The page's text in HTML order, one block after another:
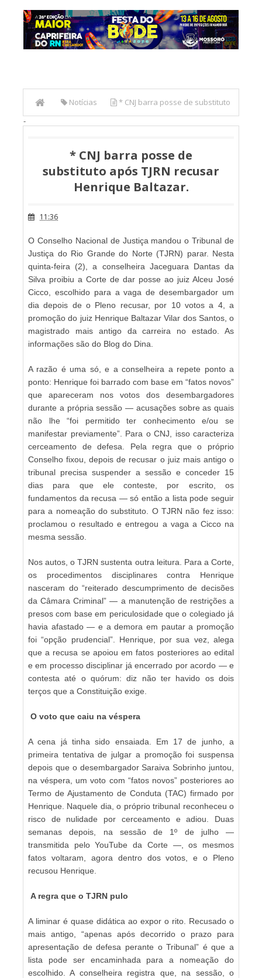
Notícias * CNJ barra posse de substituto
após TJRN recusar Henrique Baltazar.
-
* CNJ barra posse de
substituto após TJRN recusar
Henrique Baltazar.
11:36
O Conselho Nacional de Justiça mandou o Tribunal de
Justiça do Rio Grande do Norte (TJRN) parar. Nesta
quinta-feira (2), a conselheira Jaceguara Dantas da
Silva proibiu a Corte de dar posse ao juiz Alceu José
Cicco, escolhido para a vaga de desembargador um
dia depois de o Pleno recusar, por 10 votos a 4, a
promoção do juiz Henrique Baltazar Vilar dos Santos, o
magistrado mais antigo da carreira no estado. As
informações são do Blog do Dina.
A razão é uma só, e a conselheira a repete ponto a
ponto: Henrique foi barrado com base em “fatos novos”
que apareceram nos votos dos desembargadores
durante a própria sessão — acusações sobre as quais
não lhe “foi permitido ter conhecimento e/ou se
manifestar previamente”. Para o CNJ, isso caracteriza
cerceamento de defesa. Pela regra que o próprio
Conselho fixou, depois de recusar o juiz mais antigo o
tribunal precisa suspender a sessão e conceder 15
dias para que ele conteste, por escrito, os
fundamentos da recusa — só então a lista pode seguir
para a nomeação do substituto. O TJRN não fez isso:
proclamou o resultado e entregou a vaga a Cicco na
mesma sessão.
Nos autos, o TJRN sustenta outra leitura. Para a Corte,
os procedimentos disciplinares contra Henrique
nasceram do “reiterado descumprimento de decisões
da Câmara Criminal” — a manutenção de restrições a
presos com base em periculosidade que o colegiado já
havia afastado — e a demora em pautar a promoção
foi “opção prudencial”. Henrique, por sua vez, alega
que a recusa se apoiou em fatos posteriores ao edital
e em processo disciplinar já encerrado por acordo — e
contesta até o quórum: diz não ter havido os dois
terços que a Constituição exige.
O voto que caiu na véspera
A cena já tinha sido ensaiada. Em 17 de junho, a
primeira tentativa de julgar a promoção foi suspensa
depois que o desembargador Saraiva Sobrinho juntou,
na véspera, um voto com “fatos novos” posteriores ao
Termo de Ajustamento de Conduta (TAC) firmado por
Henrique. Naquele dia, o próprio tribunal reconheceu o
risco de nulidade por cerceamento e adiou. Duas
semanas depois, na sessão de 1º de julho —
transmitida pelo YouTube da Corte —, os mesmos
fatos voltaram, agora dentro dos votos, e o Pleno
recusou Henrique.
A regra que o TJRN pulo
A liminar é quase didática ao expor o rito. Recusado o
mais antigo, “apenas após decorrido o prazo para
apresentação de defesa perante o Tribunal” é que a
lista pode ser encaminhada para a nomeação do
escolhido. A conselheira registra que, na sessão, o